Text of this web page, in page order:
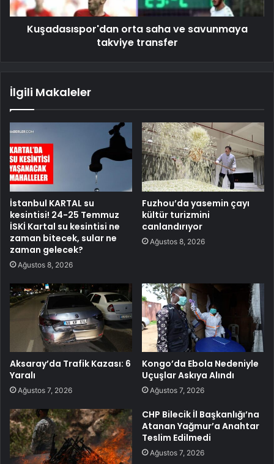
Kuşadasıspor'dan orta saha ve savunmaya
takviye transfer
İlgili Makaleler
İstanbul KARTAL su
kesintisi! 24-25 Temmuz
İSKİ Kartal su kesintisi ne
zaman bitecek, sular ne
zaman gelecek?
Ağustos 8, 2026
Fuzhou’da yasemin çayı
kültür turizmini
canlandırıyor
Ağustos 8, 2026
Aksaray’da Trafik Kazası: 6
Yaralı
Ağustos 7, 2026
Kongo’da Ebola Nedeniyle
Uçuşlar Askıya Alındı
Ağustos 7, 2026
CHP Bilecik İl Başkanlığı’na
Atanan Yağmur’a Anahtar
Teslim Edilmedi
Ağustos 7, 2026